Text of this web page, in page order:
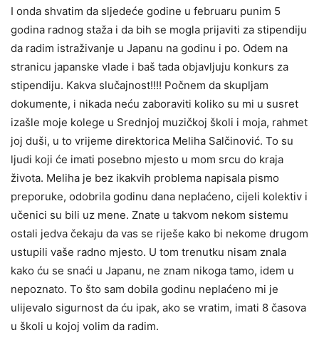
I onda shvatim da sljedeće godine u februaru punim 5
godina radnog staža i da bih se mogla prijaviti za stipendiju
da radim istraživanje u Japanu na godinu i po. Odem na
stranicu japanske vlade i baš tada objavljuju konkurs za
stipendiju. Kakva slučajnost!!!! Počnem da skupljam
dokumente, i nikada neću zaboraviti koliko su mi u susret
izašle moje kolege u Srednjoj muzičkoj školi i moja, rahmet
joj duši, u to vrijeme direktorica Meliha Salčinović. To su
ljudi koji će imati posebno mjesto u mom srcu do kraja
života. Meliha je bez ikakvih problema napisala pismo
preporuke, odobrila godinu dana neplaćeno, cijeli kolektiv i
učenici su bili uz mene. Znate u takvom nekom sistemu
ostali jedva čekaju da vas se riješe kako bi nekome drugom
ustupili vaše radno mjesto. U tom trenutku nisam znala
kako ću se snaći u Japanu, ne znam nikoga tamo, idem u
nepoznato. To što sam dobila godinu neplaćeno mi je
ulijevalo sigurnost da ću ipak, ako se vratim, imati 8 časova
u školi u kojoj volim da radim.